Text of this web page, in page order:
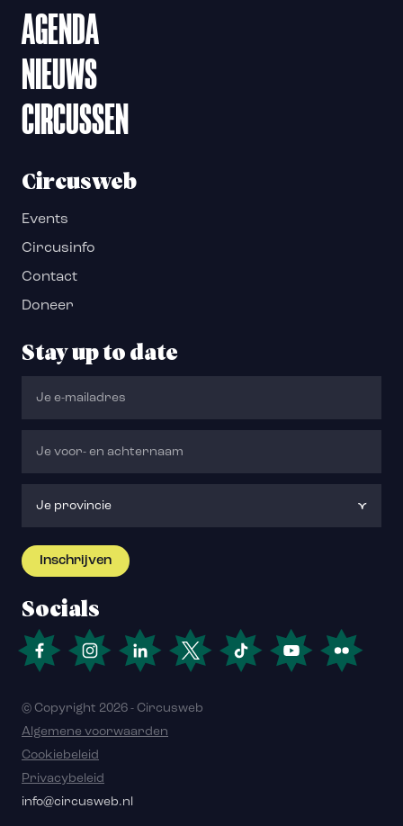
AGENDA
NIEUWS
CIRCUSSEN
Circusweb
Events
Circusinfo
Contact
Doneer
Stay up to date
Socials
© Copyright 2026 - Circusweb
Algemene voorwaarden
Cookiebeleid
Privacybeleid
info@circusweb.nl